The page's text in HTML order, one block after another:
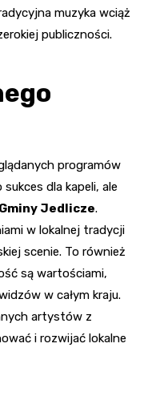
muzyka wciąż
publiczności.
programów
dla kapeli, ale
Jedlicze.
w lokalnej tradycji
scenie. To również
są wartościami,
w całym kraju.
artystów z
i rozwijać lokalne